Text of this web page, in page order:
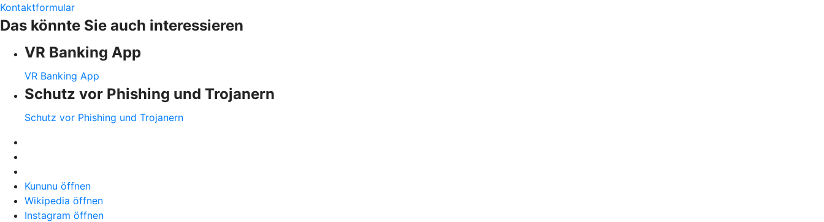
Kontaktformular
Das könnte Sie auch interessieren
VR Banking App
VR Banking App
Schutz vor Phishing und Trojanern
Schutz vor Phishing und Trojanern
Kununu öffnen
Wikipedia öffnen
Instagram öffnen